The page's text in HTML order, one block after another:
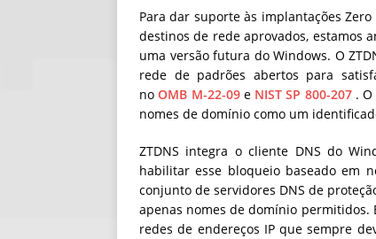
Para dar suporte às implantações
destinos de rede aprovados, estamos
uma versão futura do Windows. O
rede de padrões abertos para
noOMB M-22-09e NIST SP 800-207. O
nomes de domínio como um
ZTDNS integra o cliente DNS do
habilitar esse bloqueio baseado em
conjunto de servidores DNS de
apenas nomes de domínio
redes de endereços IP que sempre